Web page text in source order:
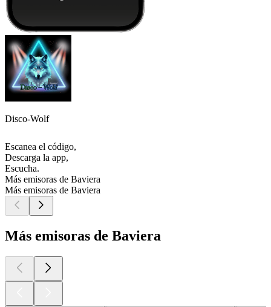
Disco-Wolf
Escanea el código,
Descarga la app,
Escucha.
Más emisoras de Baviera
Más emisoras de Baviera
Más emisoras de Baviera